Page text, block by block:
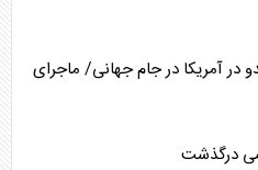
در آمریکا در جام جهانی/ ماجرای
درگذشت